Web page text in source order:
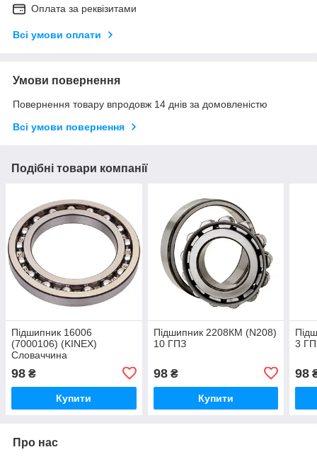
Оплата за реквізитами
Всі умови оплати
Умови повернення
Повернення товару впродовж 14 днів за домовленістю
Всі умови повернення
Подібні товари компанії
Підшипник 16006
(7000106) (KINEX)
Словаччина
98 ₴
Купити
Підшипник 2208КМ (N208)
10 ГПЗ
98₴
Купити
3
98
Про нас